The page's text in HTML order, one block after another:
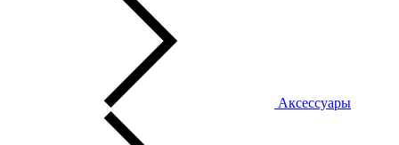
Аксессуары